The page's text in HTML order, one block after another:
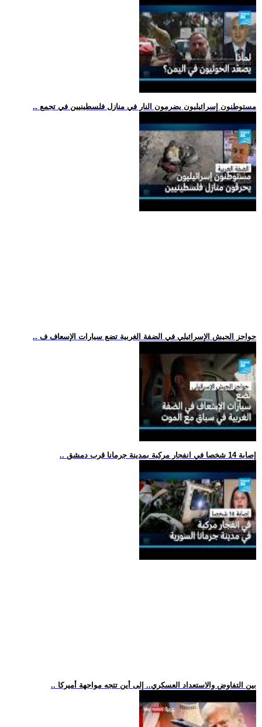
.. مستوطنون إسرائيليون يضرمون النار في منازل فلسطينيين في تجمع
.. حواجز الجيش الإسرائيلي في الضفة الغربية تضع سيارات الإسعاف ف
.. إصابة 14 شخصا في انفجار مركبة بمدينة جرمانا قرب دمشق
.. بين التفاوض والاستعداد العسكري.. إلى أين تتجه مواجهة أميركا